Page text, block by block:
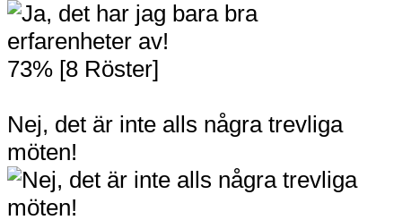
73% [8 Röster]
Nej, det är inte alls några trevliga
möten!